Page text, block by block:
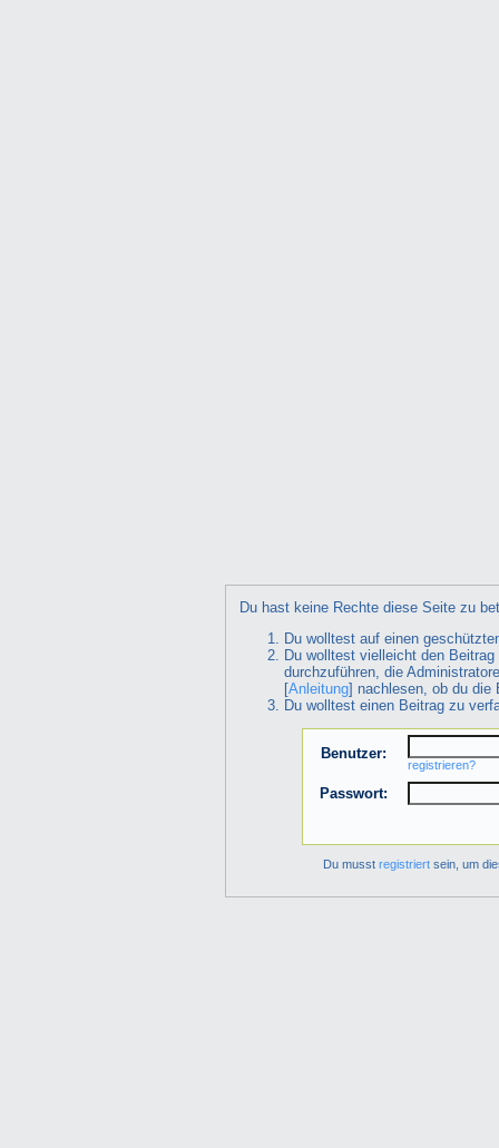
Du hast keine Rechte diese Seite zu
Du wolltest auf einen
Du wolltest vielleicht den
durchzuführen, die
[Anleitung] nachlesen, ob du die
Du wolltest einen Beitrag zu
Benutzer:
registrieren?
Passwort:
Du musstregistriert sein, um